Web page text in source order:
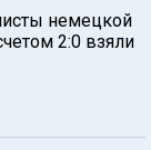
немецкой
2:0 взяли